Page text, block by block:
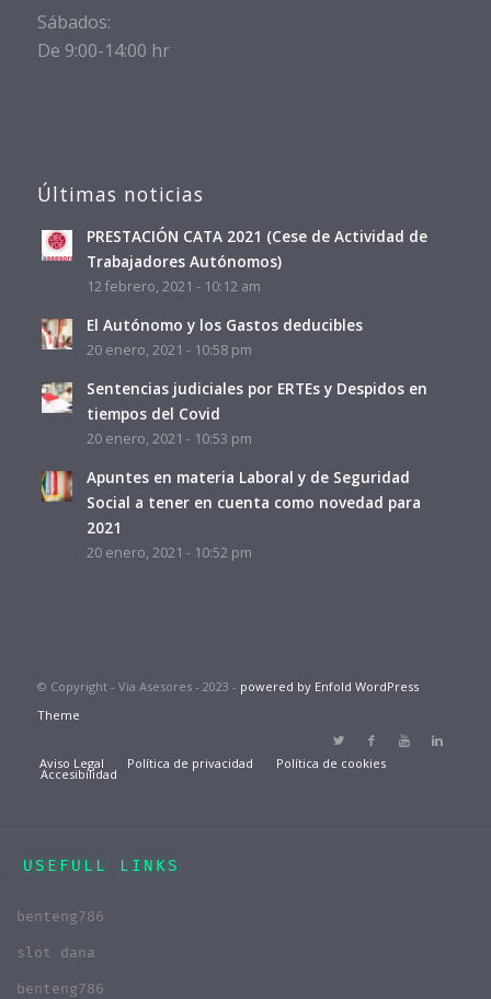
Sábados:
De 9:00-14:00 hr
Últimas noticias
PRESTACIÓN CATA 2021 (Cese de Actividad de
Trabajadores Autónomos)
12 febrero, 2021 - 10:12 am
El Autónomo y los Gastos deducibles
20 enero, 2021 - 10:58 pm
Sentencias judiciales por ERTEs y Despidos en
tiempos del Covid
20 enero, 2021 - 10:53 pm
Apuntes en materia Laboral y de Seguridad
Social a tener en cuenta como novedad para
2021
20 enero, 2021 - 10:52 pm
© Copyright - Via Asesores - 2023 - powered by Enfold WordPress
Theme
Aviso Legal Política de privacidad Política de cookies
Accesibilidad
USEFULL LINKS
benteng786
slot dana
benteng786